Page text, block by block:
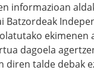
informazioan
Batzordeak
ekimenen
dagoela
diren talde debak